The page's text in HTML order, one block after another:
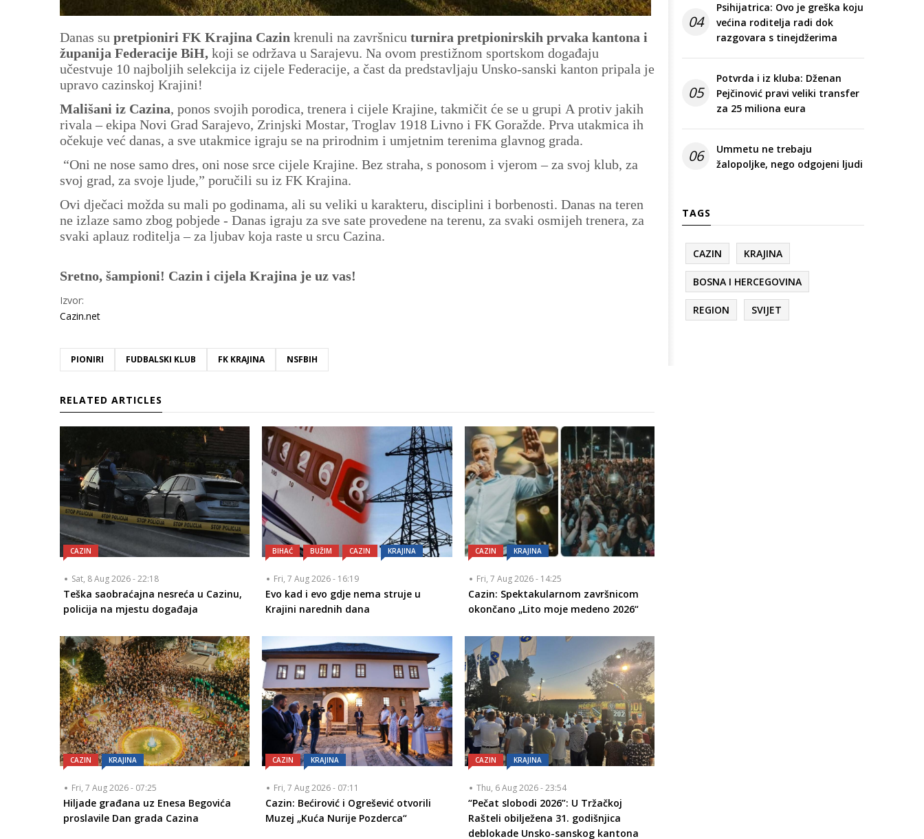
Danas su pretpioniri FK Krajina Cazin krenuli na završnicu turnira pretpionirskih prvaka kantona i
županija Federacije BiH, koji se održava u Sarajevu. Na ovom prestižnom sportskom događaju
učestvuje 10 najboljih selekcija iz cijele Federacije, a čast da predstavljaju Unsko-sanski kanton pripala je
upravo cazinskoj Krajini!
Mališani iz Cazina, ponos svojih porodica, trenera i cijele Krajine, takmičit će se u grupi A protiv jakih
rivala – ekipa Novi Grad Sarajevo, Zrinjski Mostar, Troglav 1918 Livno i FK Goražde. Prva utakmica ih
očekuje već danas, a sve utakmice igraju se na prirodnim i umjetnim terenima glavnog grada.
“Oni ne nose samo dres, oni nose srce cijele Krajine. Bez straha, s ponosom i vjerom – za svoj klub, za
svoj grad, za svoje ljude,” poručili su iz FK Krajina.
Ovi dječaci možda su mali po godinama, ali su veliki u karakteru, disciplini i borbenosti. Danas na teren
ne izlaze samo zbog pobjede - Danas igraju za sve sate provedene na terenu, za svaki osmijeh trenera, za
svaki aplauz roditelja – za ljubav koja raste u srcu Cazina.
Sretno, šampioni! Cazin i cijela Krajina je uz vas!
Izvor:
Cazin.net
PIONIRI FUDBALSKI KLUB FK KRAJINA NSFBIH
RELATED ARTICLES
CAZIN
Sat, 8 Aug 2026 - 22:18
Teška saobraćajna nesreća u Cazinu,
policija na mjestu događaja
BIHAĆ BUŽIM CAZIN KRAJINA
Fri, 7 Aug 2026 - 16:19
Evo kad i evo gdje nema struje u
Krajini narednih dana
CAZIN KRAJINA
Fri, 7 Aug 2026 - 14:25
Cazin: Spektakularnom završnicom
okončano „Lito moje medeno 2026“
CAZIN KRAJINA
Fri, 7 Aug 2026 - 07:25
Hiljade građana uz Enesa Begovića
proslavile Dan grada Cazina
CAZIN KRAJINA
Fri, 7 Aug 2026 - 07:11
Cazin: Bećirović i Ogrešević otvorili
Muzej „Kuća Nurije Pozderca“
CAZIN KRAJINA
Thu, 6 Aug 2026 - 23:54
“Pečat slobodi 2026”: U Tržačkoj
Rašteli obilježena 31. godišnjica
deblokade Unsko-sanskog kantona
04
Psihijatrica: Ovo je greška koju
većina roditelja radi dok
razgovara s tinejdžerima
05
Potvrda i iz kluba: Dženan
Pejčinović pravi veliki transfer
za 25 miliona eura
06
Ummetu ne trebaju
žalopoljke, nego odgojeni ljudi
TAGS
CAZIN KRAJINA
BOSNA I HERCEGOVINA
REGION SVIJET